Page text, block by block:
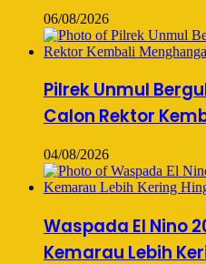
06/08/2026
Pilrek Unmul
Calon Rektor
04/08/2026
Waspada El Nino
Kemarau Lebih